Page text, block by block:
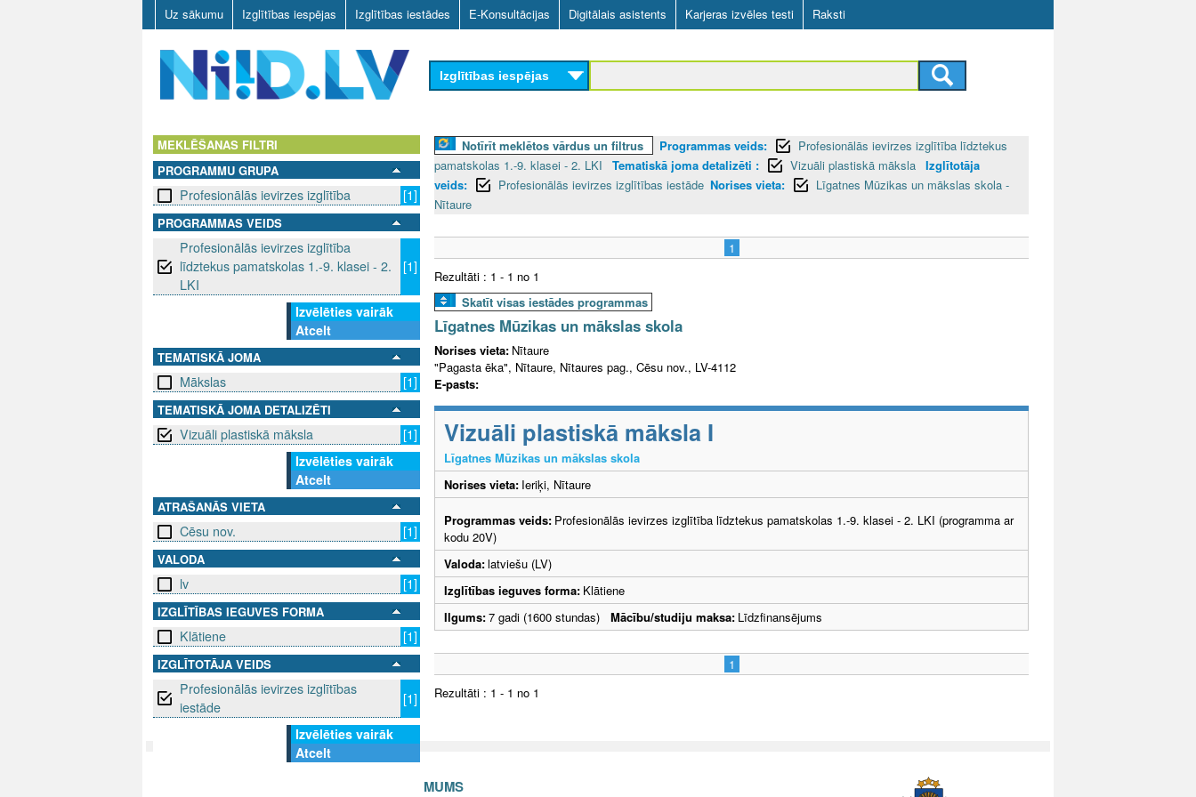
Skip
to
main
content
Uz sākumu Izglītības iespējas Izglītības iestādes E-Konsultācijas Digitālais asistents Karjeras izvēles testi Raksti
D
L
Izglītības iespējas
MEKLĒŠANAS FILTRI
PROGRAMMU GRUPA
Profesionālās ievirzes izglītība [1]
PROGRAMMAS VEIDS
Profesionālās ievirzes izglītība
līdztekus pamatskolas 1.-9. klasei - 2.
LKI
[1]
Izvēlēties vairāk
Atcelt
TEMATISKĀ JOMA
Mākslas [1]
TEMATISKĀ JOMA DETALIZĒTI
Vizuāli plastiskā māksla
[1]
Izvēlēties vairāk
Atcelt
ATRAŠANĀS VIETA
Cēsu nov. [1]
VALODA
lv [1]
IZGLĪTĪBAS IEGUVES FORMA
Klātiene [1]
IZGLĪTOTĀJA VEIDS
Profesionālās ievirzes izglītības
iestāde
[1]
Izvēlēties vairāk
Atcelt
Notīrīt meklētos vārdus un filtrus Programmas veids:
Profesionālās ievirzes izglītība līdztekus
pamatskolas 1.-9. klasei - 2. LKI
Tematiskā joma detalizēti : Vizuāli plastiskā māksla Izglītotāja
veids:
Profesionālās ievirzes izglītības iestāde Norises vieta:
Līgatnes Mūzikas un mākslas skola -
Nītaure
1
Rezultāti : 1 - 1 no 1
Skatīt visas iestādes programmas
Līgatnes Mūzikas un mākslas skola
Norises vieta: Nītaure
"Pagasta ēka", Nītaure, Nītaures pag., Cēsu nov., LV-4112
E-pasts:
Vizuāli plastiskā māksla I
Līgatnes Mūzikas un mākslas skola
Norises vieta: Ieriķi, Nītaure
Programmas veids: Profesionālās ievirzes izglītība līdztekus pamatskolas 1.-9. klasei - 2. LKI (programma ar
kodu 20V)
Valoda:latviešu (LV)
Izglītības ieguves forma: Klātiene
Ilgums:7 gadi (1600 stundas) Mācību/studiju maksa: Līdzfinansējums
1
Rezultāti : 1 - 1 no 1
SAZINIES AR MUMS